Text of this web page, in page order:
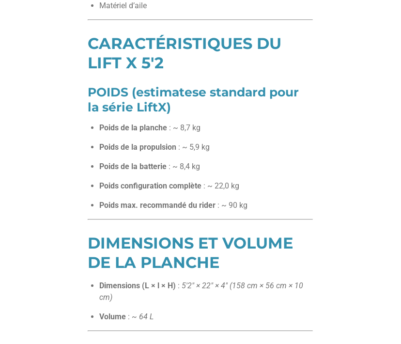
Matériel d’aile
CARACTÉRISTIQUES DU
LIFT X 5'2
POIDS (estimatese standard pour
la série LiftX)
Poids de la planche : ~ 8,7 kg
Poids de la propulsion : ~ 5,9 kg
Poids de la batterie : ~ 8,4 kg
Poids configuration complète : ~ 22,0 kg
Poids max. recommandé du rider : ~ 90 kg
DIMENSIONS ET VOLUME
DE LA PLANCHE
Dimensions (L × l × H) : 5'2″ × 22″ × 4″ (158 cm × 56 cm × 10
cm)
Volume : ~ 64 L